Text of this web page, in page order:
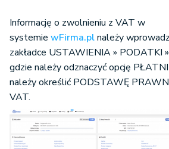
Informację o zwolnieniu z VAT w
systemie wFirma.plnależy
zakładce USTAWIENIA » PODATKI
gdzie należy odznaczyć opcję
należy określić PODSTAWĘ
VAT.